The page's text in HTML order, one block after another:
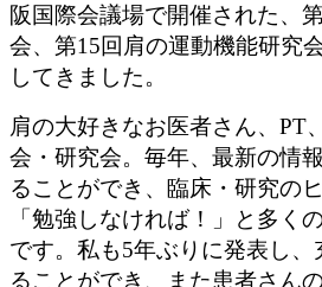
阪国際会議場で開催された、
会、第15回肩の運動機能研究
してきました。
肩の大好きなお医者さん、PT
会・研究会。毎年、最新の情
ることができ、臨床・研究の
「勉強しなければ！」と多く
です。私も5年ぶりに発表し
ることができ、また患者さん